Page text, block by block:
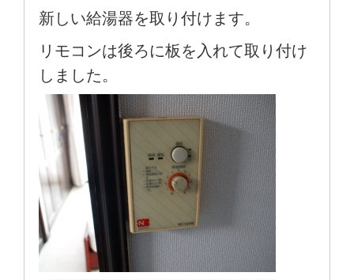
新しい給湯器を取り付けます。
リモコンは後ろに板を入れて取り付け
しました。